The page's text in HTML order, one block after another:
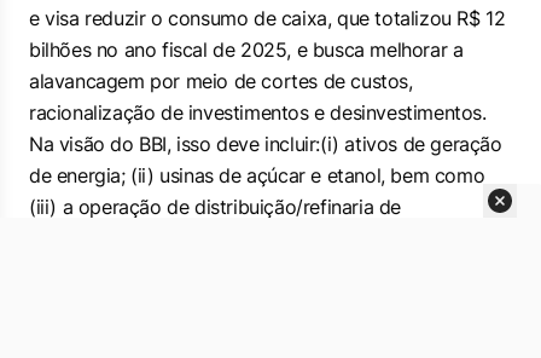
e visa reduzir o consumo de caixa, que totalizou R$ 12
bilhões no ano fiscal de 2025, e busca melhorar a
alavancagem por meio de cortes de custos,
racionalização de investimentos e desinvestimentos.
Na visão do BBI, isso deve incluir:(i) ativos de geração
de energia; (ii) usinas de açúcar e etanol, bem como
(iii) a operação de distribuição/refinaria de